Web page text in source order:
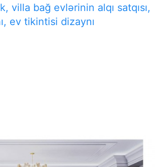
villa bağ evlərinin alqı satqısı,
ev tikintisi dizaynı